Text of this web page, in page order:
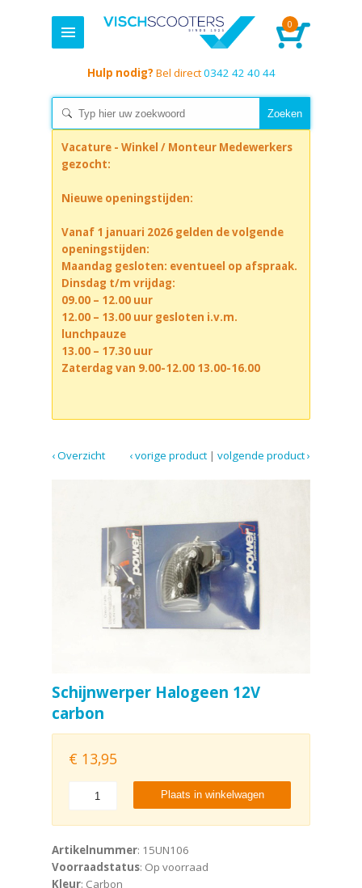
0
Hulp nodig? Bel direct0342 42 40 44
Vacature - Winkel / Monteur Medewerkers
gezocht:
Nieuwe openingstijden:
Vanaf 1 januari 2026 gelden de volgende
openingstijden:
Maandag gesloten: eventueel op afspraak.
Dinsdag t/m vrijdag:
09.00 – 12.00 uur
12.00 – 13.00 uur gesloten i.v.m.
lunchpauze
13.00 – 17.30 uur
Zaterdag van 9.00-12.00 13.00-16.00
‹ Overzicht volgende product ›
|
‹ vorige product
Schijnwerper Halogeen 12V
carbon
€ 13,95
Plaats in winkelwagen
Artikelnummer: 15UN106
Voorraadstatus: Op voorraad
Kleur: Carbon